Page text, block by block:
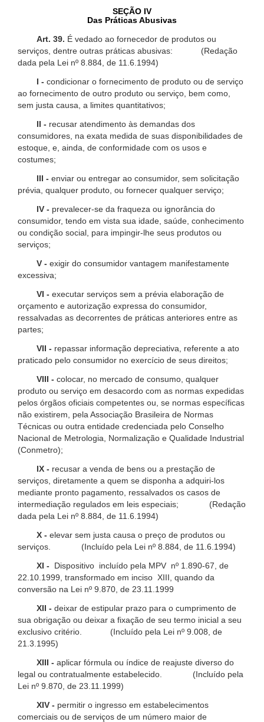
SEÇÃO IV
Das Práticas Abusivas
Art. 39. É vedado ao fornecedor de produtos ou
serviços, dentre outras práticas abusivas: (Redação
dada pela Lei nº 8.884, de 11.6.1994)
I - condicionar o fornecimento de produto ou de serviço
ao fornecimento de outro produto ou serviço, bem como,
sem justa causa, a limites quantitativos;
II - recusar atendimento às demandas dos
consumidores, na exata medida de suas disponibilidades de
estoque, e, ainda, de conformidade com os usos e
costumes;
III - enviar ou entregar ao consumidor, sem solicitação
prévia, qualquer produto, ou fornecer qualquer serviço;
IV - prevalecer-se da fraqueza ou ignorância do
consumidor, tendo em vista sua idade, saúde, conhecimento
ou condição social, para impingir-lhe seus produtos ou
serviços;
V - exigir do consumidor vantagem manifestamente
excessiva;
VI - executar serviços sem a prévia elaboração de
orçamento e autorização expressa do consumidor,
ressalvadas as decorrentes de práticas anteriores entre as
partes;
VII - repassar informação depreciativa, referente a ato
praticado pelo consumidor no exercício de seus direitos;
VIII - colocar, no mercado de consumo, qualquer
produto ou serviço em desacordo com as normas expedidas
pelos órgãos oficiais competentes ou, se normas específicas
não existirem, pela Associação Brasileira de Normas
Técnicas ou outra entidade credenciada pelo Conselho
Nacional de Metrologia, Normalização e Qualidade Industrial
(Conmetro);
IX - recusar a venda de bens ou a prestação de
serviços, diretamente a quem se disponha a adquiri-los
mediante pronto pagamento, ressalvados os casos de
intermediação regulados em leis especiais; (Redação
dada pela Lei nº 8.884, de 11.6.1994)
X - elevar sem justa causa o preço de produtos ou
serviços. (Incluído pela Lei nº 8.884, de 11.6.1994)
XI -
Dispositivo incluído pela MPV nº 1.890-67, de
22.10.1999, transformado em inciso XIII, quando da
conversão na Lei nº 9.870, de 23.11.1999
XII - deixar de estipular prazo para o cumprimento de
sua obrigação ou deixar a fixação de seu termo inicial a seu
exclusivo critério. (Incluído pela Lei nº 9.008, de
21.3.1995)
XIII - aplicar fórmula ou índice de reajuste diverso do
legal ou contratualmente estabelecido. (Incluído pela
Lei nº 9.870, de 23.11.1999)
XIV - permitir o ingresso em estabelecimentos
comerciais ou de serviços de um número maior de